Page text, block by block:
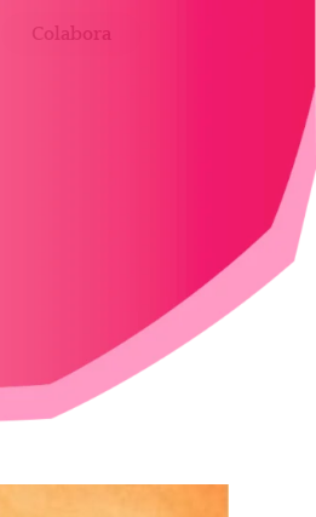
Colabora